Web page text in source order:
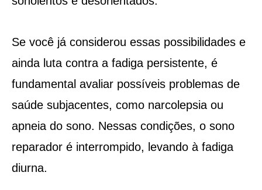
Se você já considerou essas possibilidades e
ainda luta contra a fadiga persistente, é
fundamental avaliar possíveis problemas de
saúde subjacentes, como narcolepsia ou
apneia do sono. Nessas condições, o sono
reparador é interrompido, levando à fadiga
diurna.